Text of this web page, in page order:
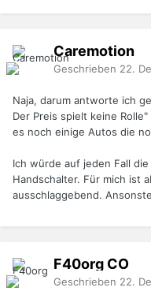
Caremotion
Geschrieben 22.
Naja, darum antworte ich
Der Preis spielt keine
es noch einige Autos die
Ich würde auf jeden Fall
Handschalter. Für mich ist
ausschlaggebend.
F40org CO
Geschrieben 22.